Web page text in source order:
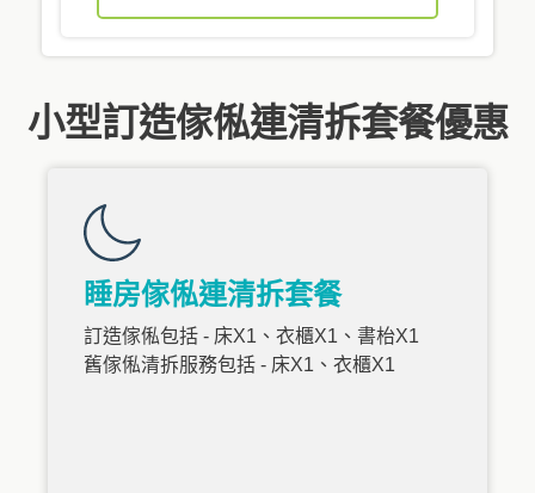
小型訂造傢俬連清拆套餐優惠
睡房傢俬連清拆套餐
訂造傢俬包括 - 床X1、衣櫃X1、書枱X1
舊傢俬清拆服務包括 - 床X1、衣櫃X1